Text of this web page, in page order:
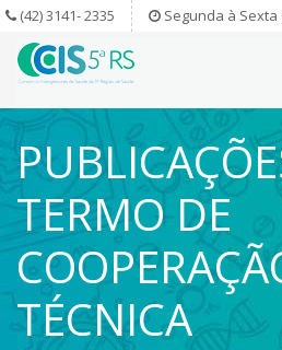
(42) 3141- 2335 Segunda à Sexta
TERMO DE
TÉCNICA